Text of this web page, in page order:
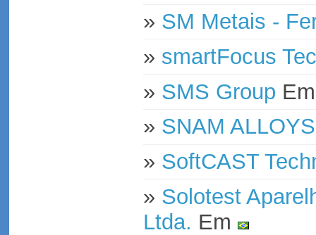
» SM Metais -
» smartFocus
» SMS Group
» SNAM
» SoftCAST
» Solotest
Ltda. Em